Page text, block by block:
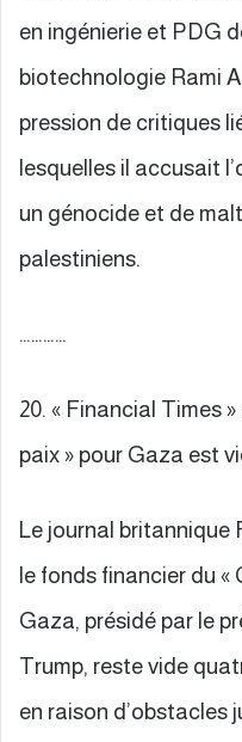
en ingénierie et PDG
biotechnologie Rami
pression de critiques
lesquelles il accusait
un génocide et de
palestiniens.
…………
20. « Financial Times
paix » pour Gaza est
Le journal britannique
le fonds financier du «
Gaza, présidé par le
Trump, reste vide
en raison d’obstacles